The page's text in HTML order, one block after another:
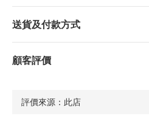
送貨及付款方式
顧客評價